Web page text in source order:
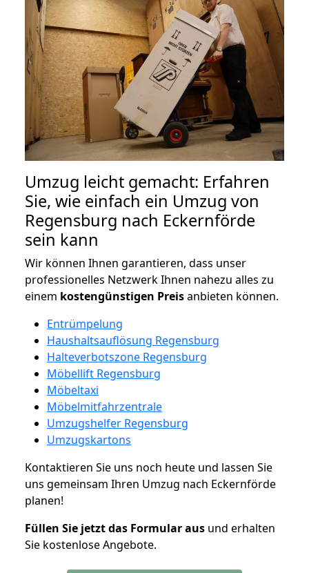
Umzug leicht gemacht: Erfahren
Sie, wie einfach ein Umzug von
Regensburg nach Eckernförde
sein kann
Wir können Ihnen garantieren, dass unser
professionelles Netzwerk Ihnen nahezu alles zu
einem kostengünstigen Preisanbieten können.
Entrümpelung
Haushaltsauflösung Regensburg
Halteverbotszone Regensburg
Möbellift Regensburg
Möbeltaxi
Möbelmitfahrzentrale
Umzugshelfer Regensburg
Umzugskartons
Kontaktieren Sie uns noch heute und lassen Sie
uns gemeinsam Ihren Umzug nach Eckernförde
planen!
Füllen Sie jetzt das Formular aus und erhalten
Sie kostenlose Angebote.